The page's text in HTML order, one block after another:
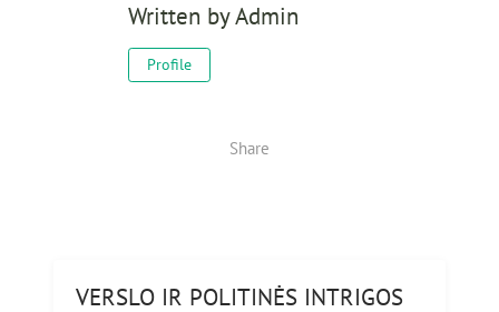
Written byAdmin
Profile
Share
VERSLO IR POLITINĖS INTRIGOS